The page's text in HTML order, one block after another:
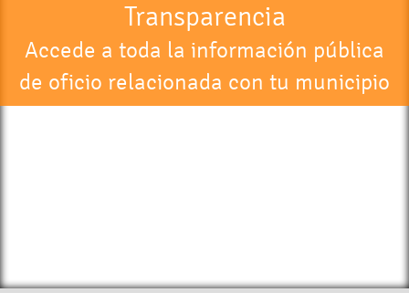
Transparencia
Accede a toda la información pública
de oficio relacionada con tu municipio